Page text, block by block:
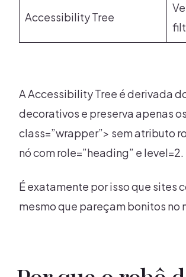
Accessibility Tree
A Accessibility Tree é derivada
decorativos e preserva apenas
class=”wrapper”> sem atributo
nó com role=”heading” e level=2.
É exatamente por isso que sites
mesmo que pareçam bonitos no